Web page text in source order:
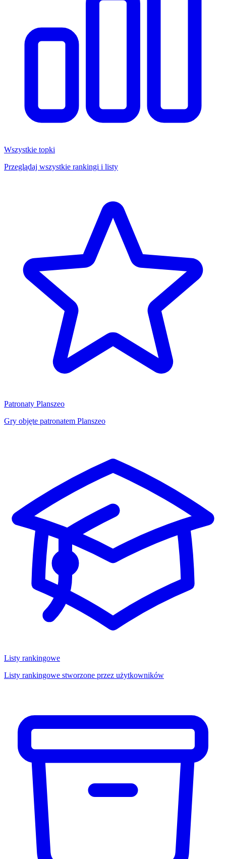
Wszystkie topki
Przeglądaj wszystkie rankingi i listy
Patronaty Planszeo
Gry objęte patronatem Planszeo
Listy rankingowe
Listy rankingowe stworzone przez użytkowników